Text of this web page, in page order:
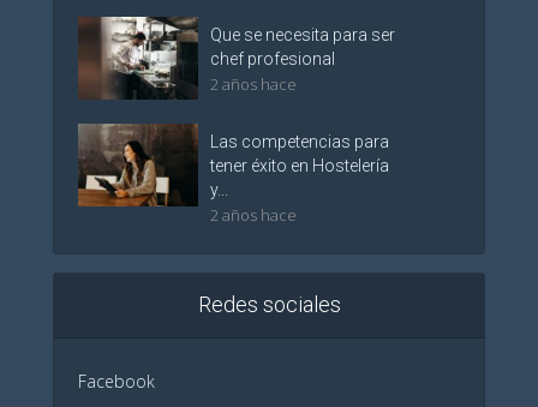
Que se necesita para ser
chef profesional
2 años hace
Las competencias para
tener éxito en Hostelería
y...
2 años hace
Redes sociales
Facebook